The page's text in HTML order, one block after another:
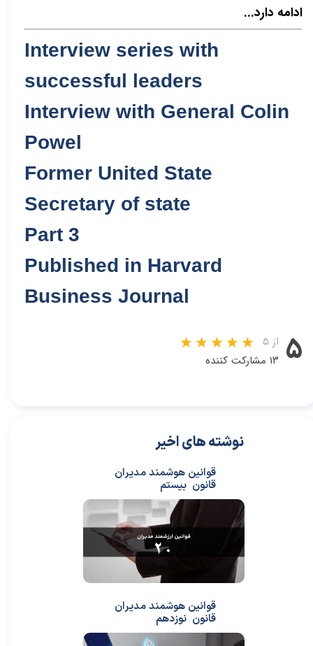
ادامه دارد...
Interview series with
successful leaders
Interview with General Colin
Powel
Former United State
Secretary of state
Part 3
Published in Harvard
Business Journal
۵ از ۵
۱۳ مشارکت کننده
قوانین هوشمند مدیران
قانون بیستم
قوانین هوشمند مدیران
قانون نوزدهم
نوشته های اخیر